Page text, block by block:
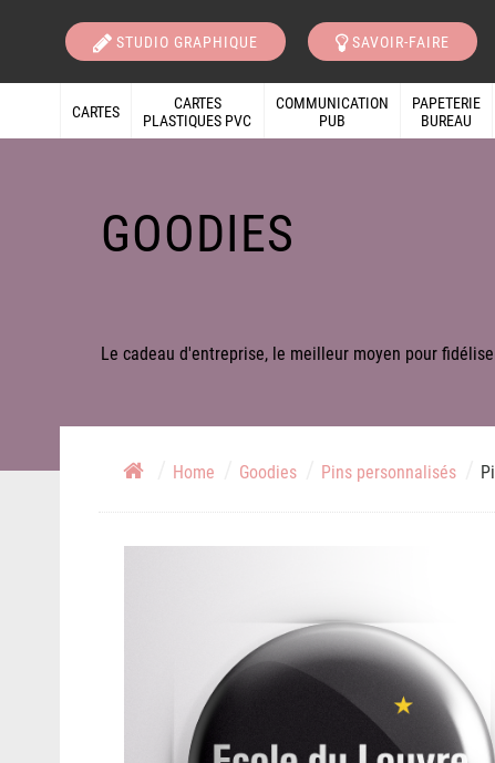
STUDIO GRAPHIQUE SAVOIR-FAIRE
CARTES
CARTES
PLASTIQUES PVC
COMMUNICATION
PUB
PAPETERIE
BUREAU
GOODIES
Le cadeau d'entreprise, le meilleur moyen pour
Home Goodies Pins personnalisés